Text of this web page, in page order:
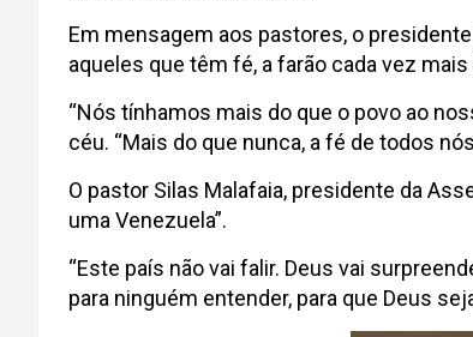
Em mensagem aos pastores, o
aqueles que têm fé, a farão cada vez
“Nós tínhamos mais do que o povo ao
céu. “Mais do que nunca, a fé de todos
O pastor Silas Malafaia, presidente da
uma Venezuela”.
“Este país não vai falir. Deus vai
para ninguém entender, para que Deus